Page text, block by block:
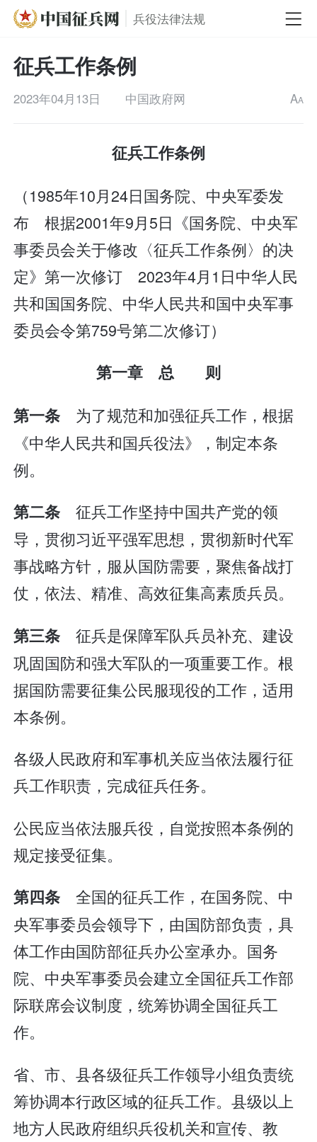
兵役法律法规
征兵工作条例
2023年04月13日 中国政府网 AA
征兵工作条例
（1985年10月24日国务院、中央军委发
布 根据2001年9月5日《国务院、中央军
事委员会关于修改〈征兵工作条例〉的决
定》第一次修订 2023年4月1日中华人民
共和国国务院、中华人民共和国中央军事
委员会令第759号第二次修订）
第一章 总 则
第一条 为了规范和加强征兵工作，根据
《中华人民共和国兵役法》，制定本条
例。
第二条 征兵工作坚持中国共产党的领
导，贯彻习近平强军思想，贯彻新时代军
事战略方针，服从国防需要，聚焦备战打
仗，依法、精准、高效征集高素质兵员。
第三条 征兵是保障军队兵员补充、建设
巩固国防和强大军队的一项重要工作。根
据国防需要征集公民服现役的工作，适用
本条例。
各级人民政府和军事机关应当依法履行征
兵工作职责，完成征兵任务。
公民应当依法服兵役，自觉按照本条例的
规定接受征集。
第四条 全国的征兵工作，在国务院、中
央军事委员会领导下，由国防部负责，具
体工作由国防部征兵办公室承办。国务
院、中央军事委员会建立全国征兵工作部
际联席会议制度，统筹协调全国征兵工
作。
省、市、县各级征兵工作领导小组负责统
筹协调本行政区域的征兵工作。县级以上
地方人民政府组织兵役机关和宣传、教